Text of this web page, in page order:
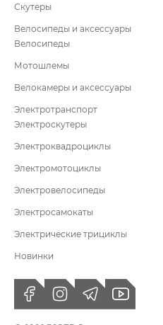
Скутеры
Велосипеды и аксессуары
Велосипеды
Мотошлемы
Велокамеры и аксессуары
Электротранспорт
Электроскутеры
Электроквадроциклы
Электромотоциклы
Электровелосипеды
Электросамокаты
Электрические трициклы
Новинки